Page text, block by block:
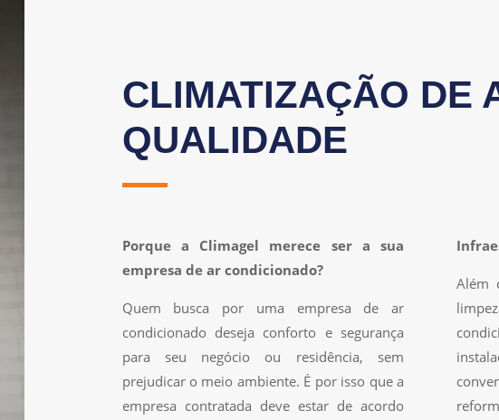
CLIMATIZAÇÃO DE
QUALIDADE
Porque a Climagel merece ser a sua
empresa de ar condicionado?
Quem busca por uma empresa de ar
condicionado deseja conforto e segurança
para seu negócio ou residência, sem
prejudicar o meio ambiente. É por isso que a
empresa contratada deve estar de acordo
Além